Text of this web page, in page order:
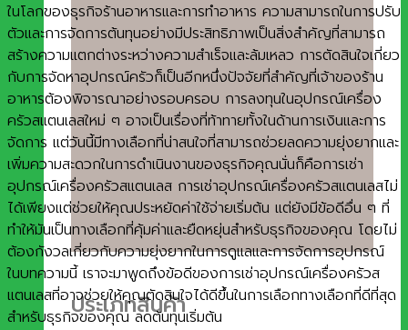
ประเภทสินค้า
ในโลกของธุรกิจร้านอาหารและการทำอาหาร ความสามารถในการปรับ
ตัวและการจัดการต้นทุนอย่างมีประสิทธิภาพเป็นสิ่งสำคัญที่สามารถ
สร้างความแตกต่างระหว่างความสำเร็จและล้มเหลว การตัดสินใจเกี่ยว
กับการจัดหาอุปกรณ์ครัวก็เป็นอีกหนึ่งปัจจัยที่สำคัญที่เจ้าของร้าน
อาหารต้องพิจารณาอย่างรอบครอบ การลงทุนในอุปกรณ์เครื่อง
ครัวสแตนเลสใหม่ ๆ อาจเป็นเรื่องที่ท้าทายทั้งในด้านการเงินและการ
จัดการ แต่วันนี้มีทางเลือกที่น่าสนใจที่สามารถช่วยลดความยุ่งยากและ
เพิ่มความสะดวกในการดำเนินงานของธุรกิจคุณนั่นก็คือการเช่า
อุปกรณ์เครื่องครัวสแตนเลส การเช่าอุปกรณ์เครื่องครัวสแตนเลสไม่
ได้เพียงแต่ช่วยให้คุณประหยัดค่าใช้จ่ายเริ่มต้น แต่ยังมีข้อดีอื่น ๆ ที่
ทำให้มันเป็นทางเลือกที่คุ้มค่าและยืดหยุ่นสำหรับธุรกิจของคุณ โดยไม่
ต้องกังวลเกี่ยวกับความยุ่งยากในการดูแลและการจัดการอุปกรณ์
ในบทความนี้ เราจะมาพูดถึงข้อดีของการเช่าอุปกรณ์เครื่องครัวส
แตนเลสที่อาจช่วยให้คุณตัดสินใจได้ดีขึ้นในการเลือกทางเลือกที่ดีที่สุด
สำหรับธุรกิจของคุณ ลดต้นทุนเริ่มต้น